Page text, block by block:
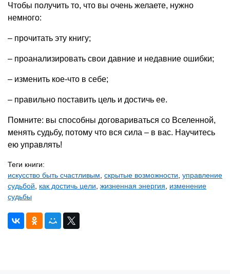
Чтобы получить то, что вы очень желаете, нужно
немного:
– прочитать эту книгу;
– проанализировать свои давние и недавние ошибки;
– изменить кое-что в себе;
– правильно поставить цель и достичь ее.
Помните: вы способны договариваться со Вселенной,
менять судьбу, потому что вся сила – в вас. Научитесь
ею управлять!
Теги книги:
искусство быть счастливым скрытые возможности управление
судьбой
как достичь цели жизненная энергия
изменение
судьбы